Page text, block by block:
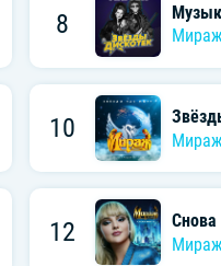
8
Мираж
10
Мираж
12
Снова
Мираж